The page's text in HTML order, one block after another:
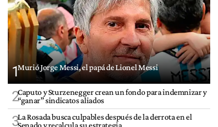
1Murió Jorge Messi, el papá de Lionel Messi
2Caputo y Sturzenegger crean un fondo para indemnizar y
“ganar” sindicatos aliados
3La Rosada busca culpables después de la derrota en el
Senado y recalcula su estrategia